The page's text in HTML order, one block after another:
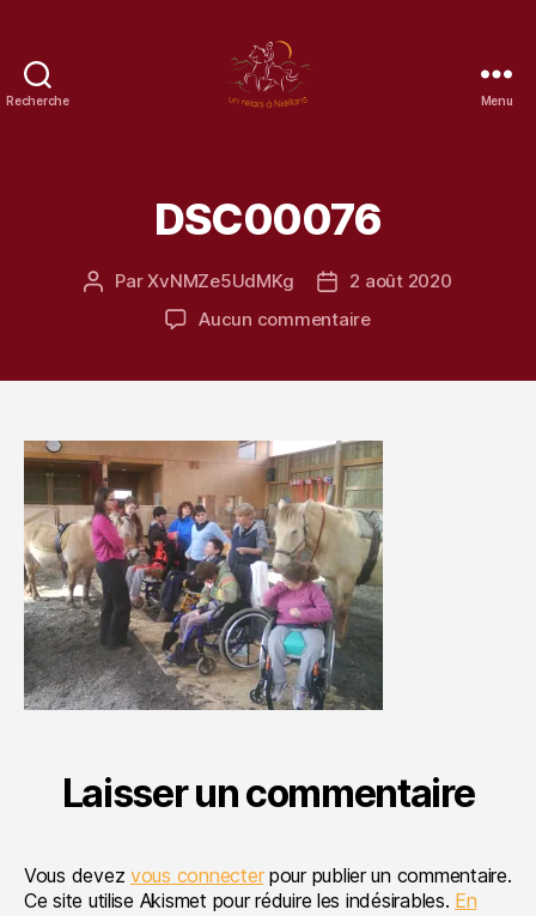
Recherche
Niellans
Menu
DSC00076
Auteur
ParXvNMZe5UdMKg
Date
de
2 août 2020
Aucun commentairesur
Laisser un commentaire
Vous devezvous connecterpour publier un commentaire.
Ce site utilise Akismet pour réduire les indésirables. En